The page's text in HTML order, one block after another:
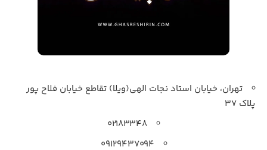
تهران، خیابان استاد نجات الهی(ویلا) تقاطع خیابان فلاح پور
پلاک 37
۰۲۱۸۳۳۴۸
۰۹۱۲۹۴۳۷۰۹۴